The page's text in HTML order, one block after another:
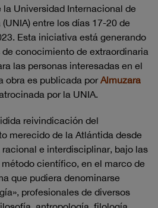
la Universidad Internacional de
entre los días 17-20 de
Esta iniciativa está generando
de conocimiento de extraordinaria
las personas interesadas en el
obra es publicada porAlmuzara
por la UNIA.
reivindicación del
merecido de la Atlántida desde
racional e interdisciplinar, bajo las
método científico, en el marco de
que pudiera denominarse
profesionales de diversos